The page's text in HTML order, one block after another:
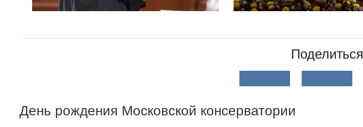
Поделиться
День рождения Московской консерватории